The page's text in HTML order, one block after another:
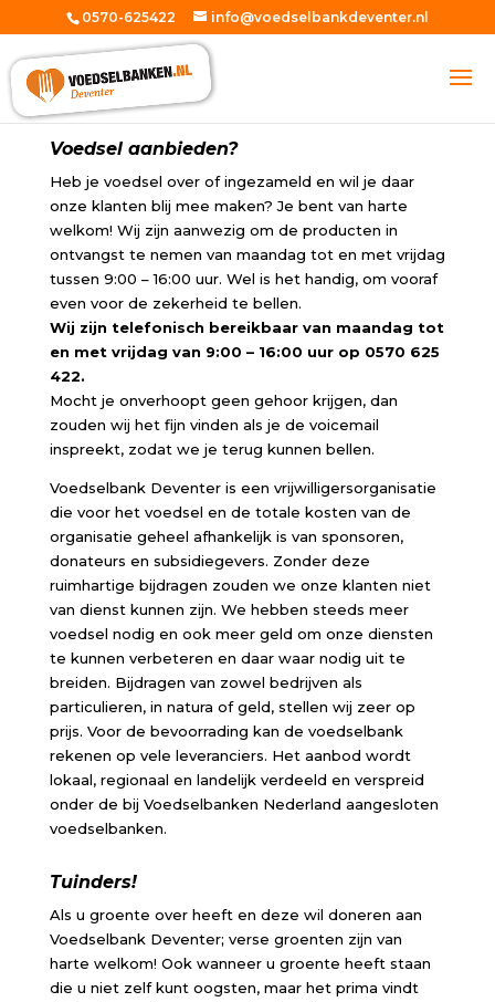
0570-625422 info@voedselbankdeventer.nl
Voedsel aanbieden?
Heb je voedsel over of ingezameld en wil je daar
onze klanten blij mee maken? Je bent van harte
welkom! Wij zijn aanwezig om de producten in
ontvangst te nemen van maandag tot en met vrijdag
tussen 9:00 – 16:00 uur. Wel is het handig, om vooraf
even voor de zekerheid te bellen.
Wij zijn telefonisch bereikbaar van maandag tot
en met vrijdag van 9:00 – 16:00 uur op 0570 625
422.
Mocht je onverhoopt geen gehoor krijgen, dan
zouden wij het fijn vinden als je de voicemail
inspreekt, zodat we je terug kunnen bellen.
Voedselbank Deventer is een vrijwilligersorganisatie
die voor het voedsel en de totale kosten van de
organisatie geheel afhankelijk is van sponsoren,
donateurs en subsidiegevers. Zonder deze
ruimhartige bijdragen zouden we onze klanten niet
van dienst kunnen zijn. We hebben steeds meer
voedsel nodig en ook meer geld om onze diensten
te kunnen verbeteren en daar waar nodig uit te
breiden. Bijdragen van zowel bedrijven als
particulieren, in natura of geld, stellen wij zeer op
prijs. Voor de bevoorrading kan de voedselbank
rekenen op vele leveranciers. Het aanbod wordt
lokaal, regionaal en landelijk verdeeld en verspreid
onder de bij Voedselbanken Nederland aangesloten
voedselbanken.
Tuinders!
Als u groente over heeft en deze wil doneren aan
Voedselbank Deventer; verse groenten zijn van
harte welkom! Ook wanneer u groente heeft staan
die u niet zelf kunt oogsten, maar het prima vindt